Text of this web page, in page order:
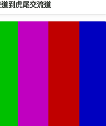
到虎尾交流道